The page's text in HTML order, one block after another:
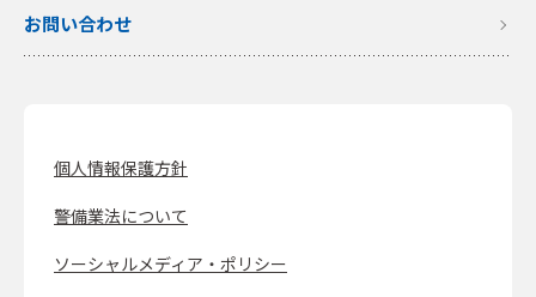
お問い合わせ
個人情報保護方針
警備業法について
ソーシャルメディア・ポリシー